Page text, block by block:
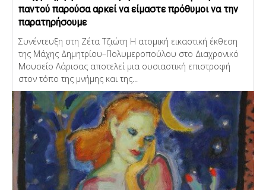
παντού παρούσα αρκεί να είμαστε πρόθυμοι να την
παρατηρήσουμε
Συνέντευξη στη Ζέτα Τζιώτη Η ατομική εικαστική έκθεση
της Μάχης Δημητρίου–Πολυμεροπούλου στο Διαχρονικό
Μουσείο Λάρισας αποτελεί μια ουσιαστική επιστροφή
στον τόπο της μνήμης και της...